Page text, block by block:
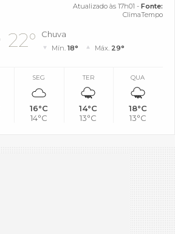
Atualizado às 17h01 - Fonte:
ClimaTempo
22° Chuva
Mín.18° Máx. 29°
SEG
16°C
14°C
TER
14°C
13°C
QUA
18°C
13°C